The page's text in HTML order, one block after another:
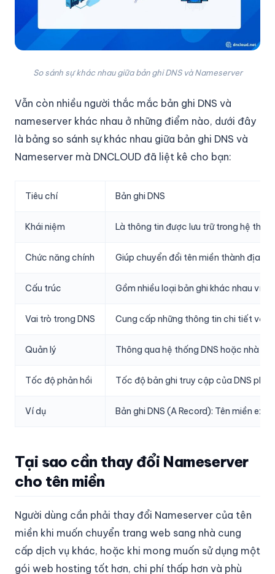
So sánh sự khác nhau giữa bản ghi DNS và Nameserver
Vẫn còn nhiều người thắc mắc bản ghi DNS và
nameserver khác nhau ở những điểm nào, dưới đây
là bảng so sánh sự khác nhau giữa bản ghi DNS và
Nameserver mà DNCLOUD đã liệt kê cho bạn:
Tiêu chí Bản ghi DNS
Khái niệm Là thông tin được lưu trữ trong hệ
Chức năng chính Giúp chuyển đổi tên miền thành địa
Cấu trúc Gồm nhiều loại bản ghi khác nhau ví
Vai trò trong DNS Cung cấp những thông tin chi tiết về
Quản lý Thông qua hệ thống DNS hoặc nhà
Tốc độ phản hồi Tốc độ bản ghi truy cập của DNS phụ
Ví dụ Bản ghi DNS (A Record): Tên miền
Tại sao cần thay đổi Nameserver
cho tên miền
Người dùng cần phải thay đổi Nameserver của tên
miền khi muốn chuyển trang web sang nhà cung
cấp dịch vụ khác, hoặc khi mong muốn sử dụng một
gói web hosting tốt hơn, chi phí thấp hơn và phù